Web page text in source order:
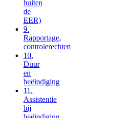
buiten
de
EER)
9.
Rapportage,
controlerechten
10.
Duur
en
beëindiging
11.
Assistentie
bij